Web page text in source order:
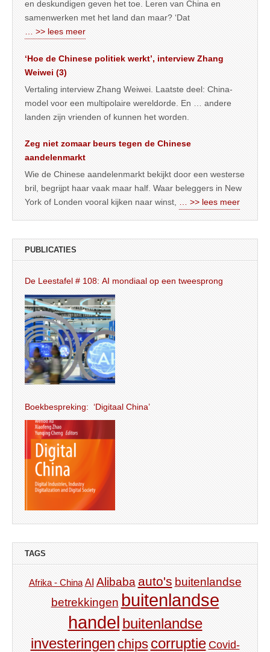
en deskundigen geven het toe. Leren van China en
samenwerken met het land dan maar? ‘Dat
… >> lees meer
‘Hoe de Chinese politiek werkt’, interview Zhang
Weiwei (3)
Vertaling interview Zhang Weiwei. Laatste deel: China-
model voor een multipolaire wereldorde. En … andere
landen zijn vrienden of kunnen het worden.
Zeg niet zomaar beurs tegen de Chinese
aandelenmarkt
Wie de Chinese aandelenmarkt bekijkt door een westerse
bril, begrijpt haar vaak maar half. Waar beleggers in New
York of Londen vooral kijken naar winst, … >> lees meer
PUBLICATIES
De Leestafel # 108: AI mondiaal op een tweesprong
Boekbespreking: ‘Digitaal China’
TAGS
Afrika - China AI Alibaba auto's buitenlandse
betrekkingen buitenlandse
handel buitenlandse
investeringen chips corruptie Covid-